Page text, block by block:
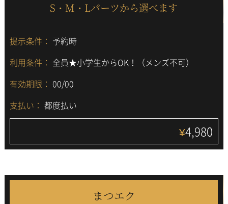
S・M・Lパーツから選べます
提示条件： 予約時
利用条件： 全員★小学生からOK！（メンズ不可）
有効期限： 00/00
支払い： 都度払い
¥4,980
まつエク